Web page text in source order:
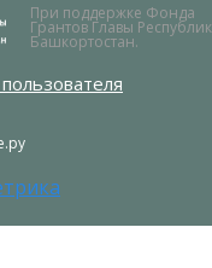
При поддержке Фонда
Грантов Главы
Башкортостан.